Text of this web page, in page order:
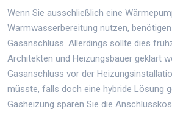
Wenn Sie ausschließlich eine
Warmwasserbereitung nutzen,
Gasanschluss. Allerdings sollte dies
Architekten und Heizungsbauer geklärt
Gasanschluss vor der
müsste, falls doch eine hybride Lösung
Gasheizung sparen Sie die